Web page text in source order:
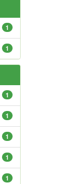
1
1
1
1
1
1
1